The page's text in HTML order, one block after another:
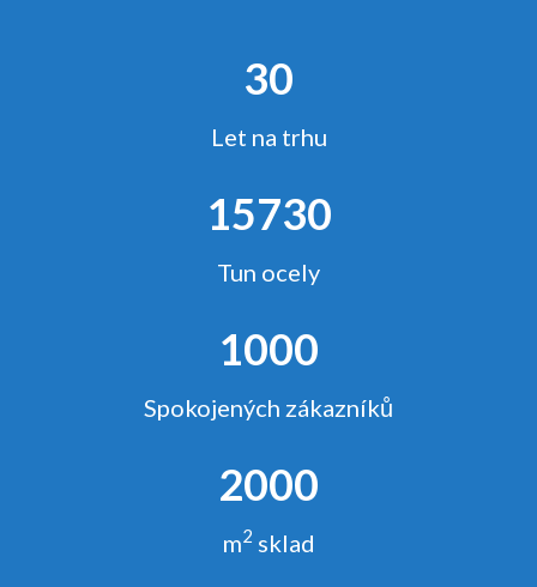
30
Let na trhu
15730
Tun ocely
1000
Spokojených zákazníků
2000
m2 sklad